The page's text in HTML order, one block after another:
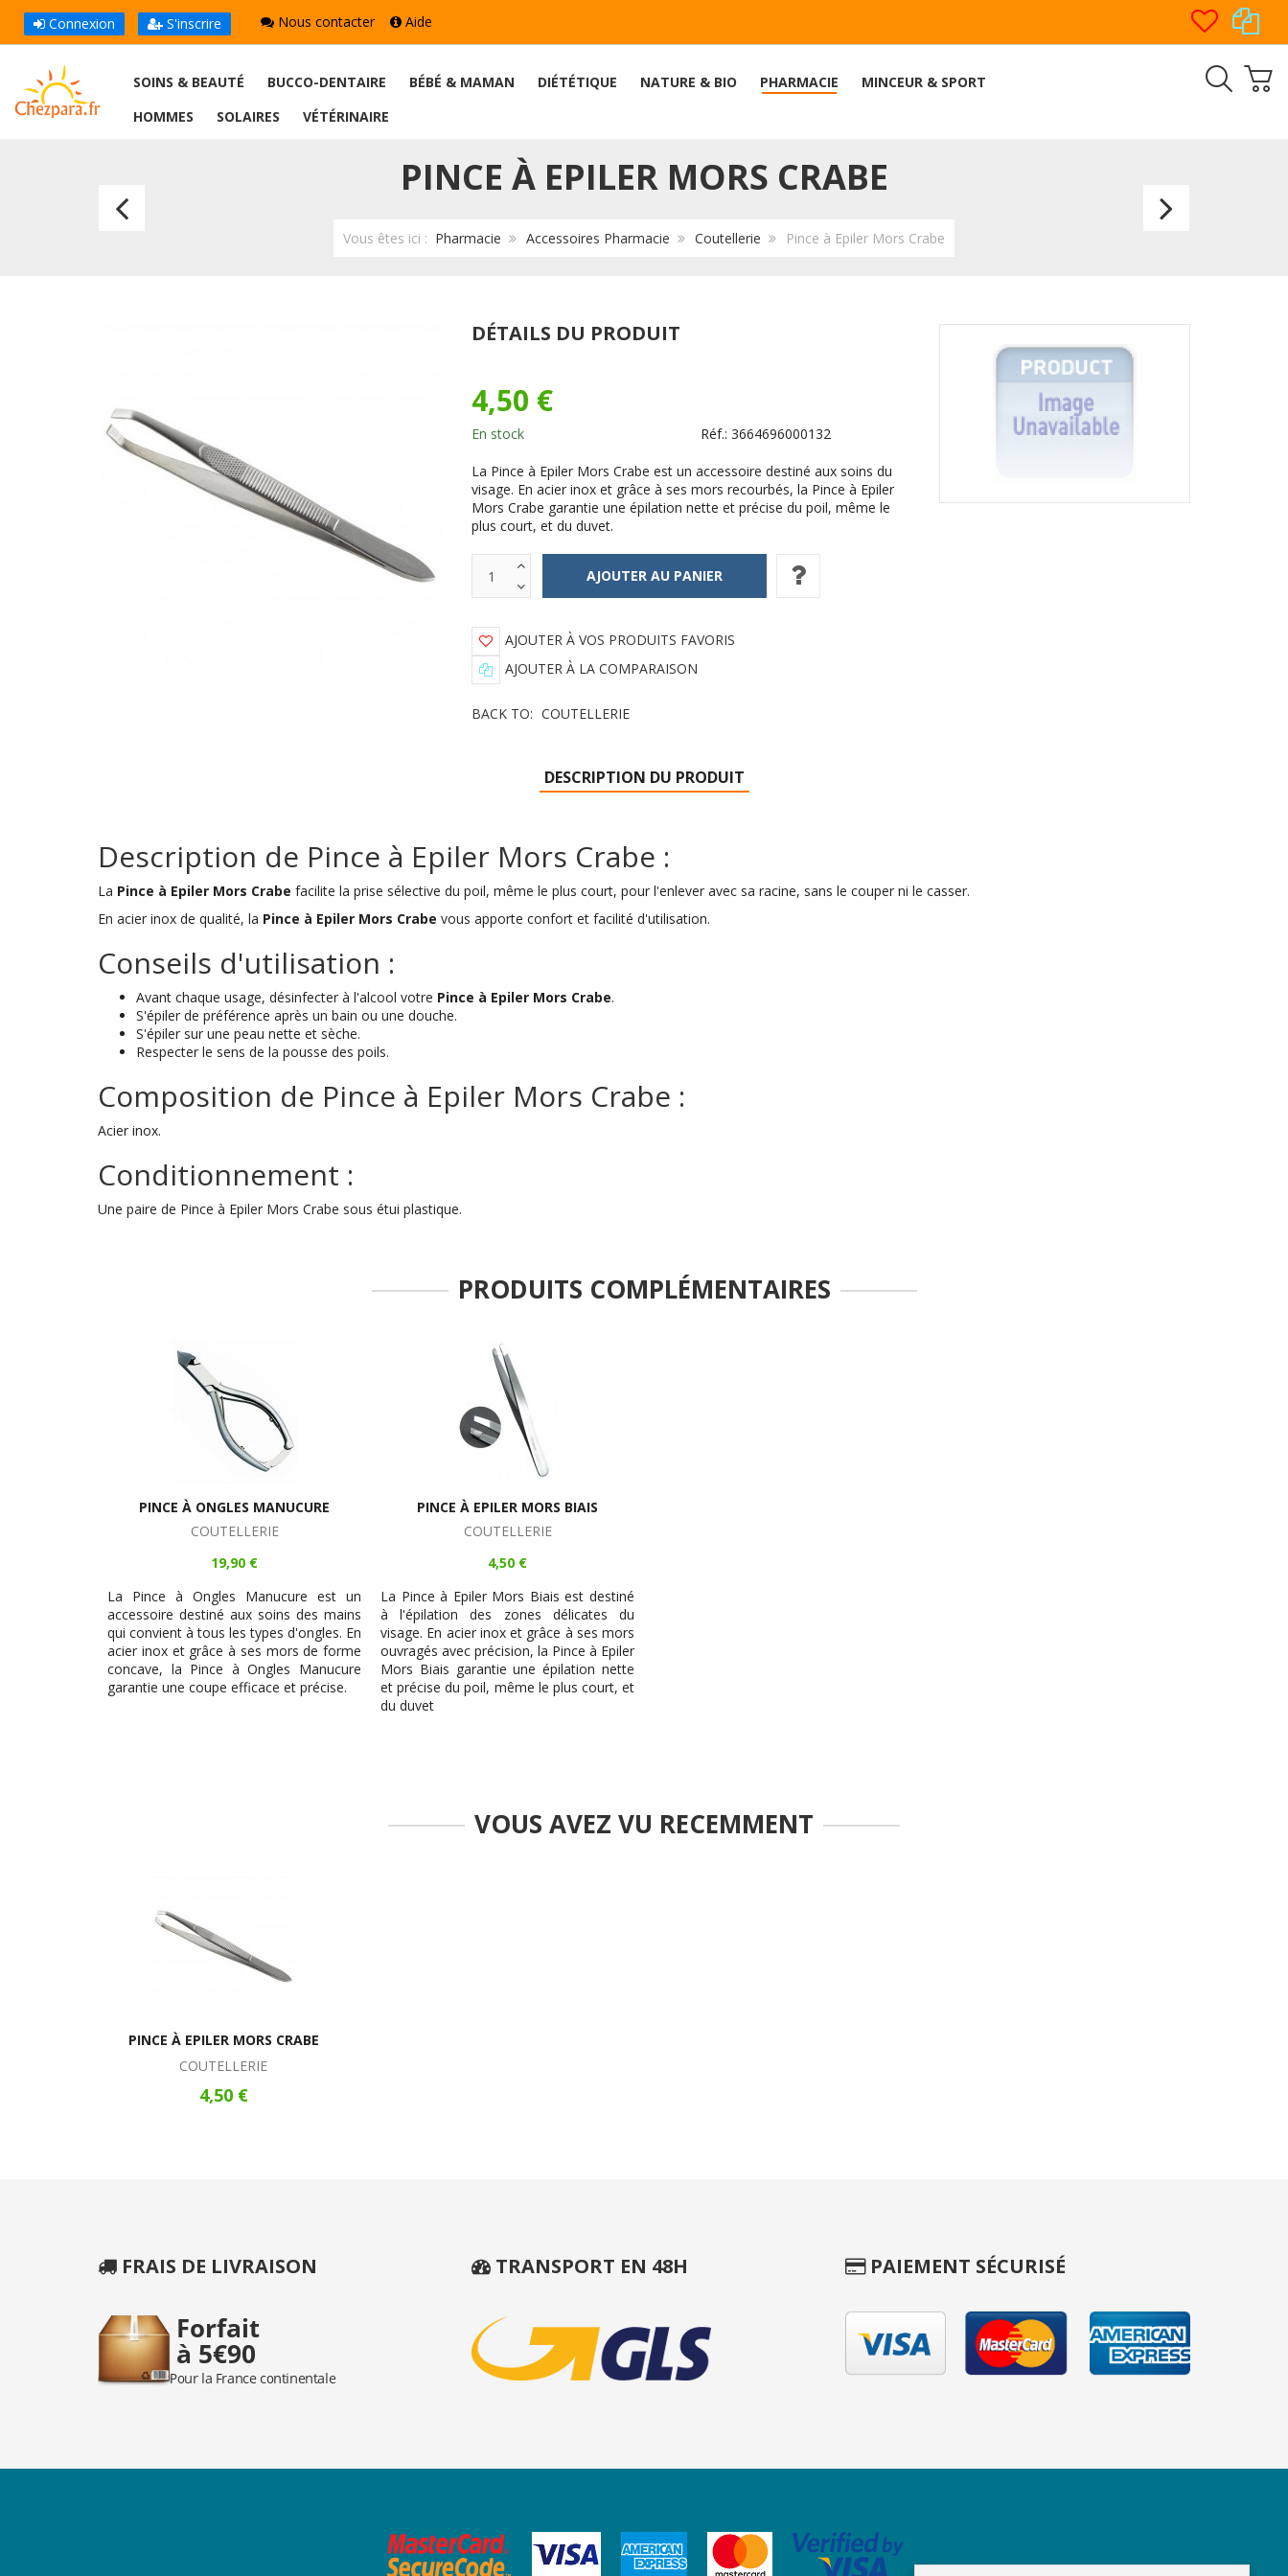
Connexion S'inscrire Nous contacter Aide
SOINS & BEAUTÉ BUCCO-DENTAIRE BÉBÉ & MAMAN DIÉTÉTIQUE NATURE & BIO PHARMACIE
MINCEUR & SPORT
HOMMES
SOLAIRES VÉTÉRINAIRE
PINCE À EPILER MORS CRABE
Vous êtes ici : Pharmacie Accessoires Pharmacie Coutellerie Pince à Epiler Mors Crabe
Pince
Pince
DÉTAILS DU PRODUIT
4,50 €
En stock Réf.: 3664696000132
La Pince à Epiler Mors Crabe est un accessoire destiné aux soins du
visage. En acier inox et grâce à ses mors recourbés, la Pince à Epiler
Mors Crabe garantie une épilation nette et précise du poil, même le
plus court, et du duvet.
AJOUTER À VOS PRODUITS FAVORIS
AJOUTER À LA COMPARAISON
BACK TO: COUTELLERIE
DESCRIPTION DU PRODUIT
Description de Pince à Epiler Mors Crabe :
La Pince à Epiler Mors Crabe facilite la prise sélective du poil, même le plus court, pour l'enlever avec sa racine, sans le couper ni le casser.
En acier inox de qualité, la Pince à Epiler Mors Crabe vous apporte confort et facilité d'utilisation.
Conseils d'utilisation :
Avant chaque usage, désinfecter à l'alcool votre Pince à Epiler Mors Crabe.
S'épiler de préférence après un bain ou une douche.
S'épiler sur une peau nette et sèche.
Respecter le sens de la pousse des poils.
Composition de Pince à Epiler Mors Crabe :
Acier inox.
Conditionnement :
Une paire de Pince à Epiler Mors Crabe sous étui plastique.
PRODUITS COMPLÉMENTAIRES
PINCE À ONGLES MANUCURE
COUTELLERIE
19,90 €
La Pince à Ongles Manucure est un
accessoire destiné aux soins des mains
qui convient à tous les types d'ongles. En
acier inox et grâce à ses mors de forme
concave, la Pince à Ongles Manucure
garantie une coupe efficace et précise.
PINCE À EPILER MORS BIAIS
COUTELLERIE
4,50 €
La Pince à Epiler Mors Biais est destiné
à l'épilation des zones délicates du
visage. En acier inox et grâce à ses mors
ouvragés avec précision, la Pince à Epiler
Mors Biais garantie une épilation nette
et précise du poil, même le plus court, et
du duvet
VOUS AVEZ VU RECEMMENT
PINCE À EPILER MORS CRABE
COUTELLERIE
4,50 €
FRAIS DE LIVRAISON TRANSPORT EN 48H PAIEMENT SÉCURISÉ